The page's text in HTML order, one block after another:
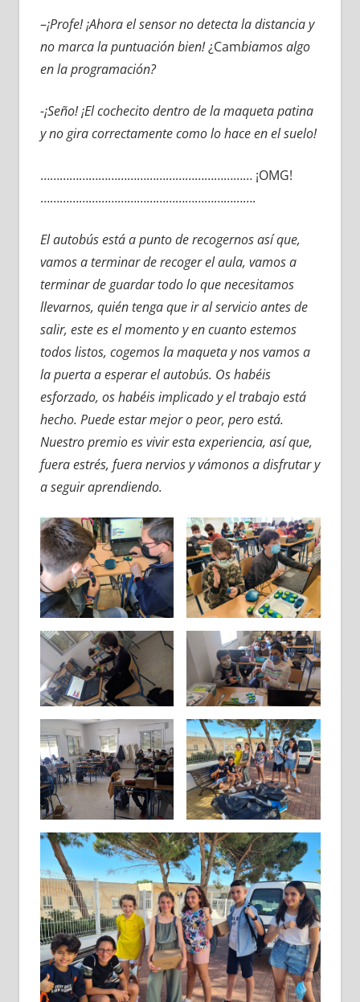
–¡Profe! ¡Ahora el sensor no detecta la distancia y
no marca la puntuación bien!¿Cambiamos algo
en la programación?
-¡Seño! ¡El cochecito dentro de la maqueta patina
y no gira correctamente como lo hace en el suelo!
………………………………………………………… ¡OMG!
………………………………………………………….
El autobús está a punto de recogernos así que,
vamos a terminar de recoger el aula, vamos a
terminar de guardar todo lo que necesitamos
llevarnos, quién tenga que ir al servicio antes de
salir, este es el momento y en cuanto estemos
todos listos, cogemos la maqueta y nos vamos a
la puerta a esperar el autobús. Os habéis
esforzado, os habéis implicado y el trabajo está
hecho. Puede estar mejor o peor, pero está.
Nuestro premio es vivir esta experiencia, así que,
fuera estrés, fuera nervios y vámonos a disfrutar y
a seguir aprendiendo.